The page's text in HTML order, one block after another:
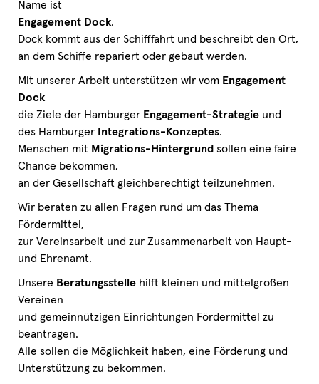
Name ist
Engagement Dock.
Dock kommt aus der Schifffahrt und beschreibt den Ort,
an dem Schiffe repariert oder gebaut werden.
Mit unserer Arbeit unterstützen wir vom Engagement
Dock
die Ziele der Hamburger Engagement-Strategie und
des Hamburger
Integrations-Konzeptes.
Menschen mit Migrations-Hintergrund sollen eine faire
Chance bekommen,
an der Gesellschaft gleichberechtigt teilzunehmen.
Wir beraten zu allen Fragen rund um das Thema
Fördermittel,
zur Vereinsarbeit und zur Zusammenarbeit von Haupt-
und Ehrenamt.
Unsere Beratungsstelle hilft kleinen und mittelgroßen
Vereinen
und gemeinnützigen Einrichtungen Fördermittel zu
beantragen.
Alle sollen die Möglichkeit haben, eine Förderung und
Unterstützung zu bekommen.